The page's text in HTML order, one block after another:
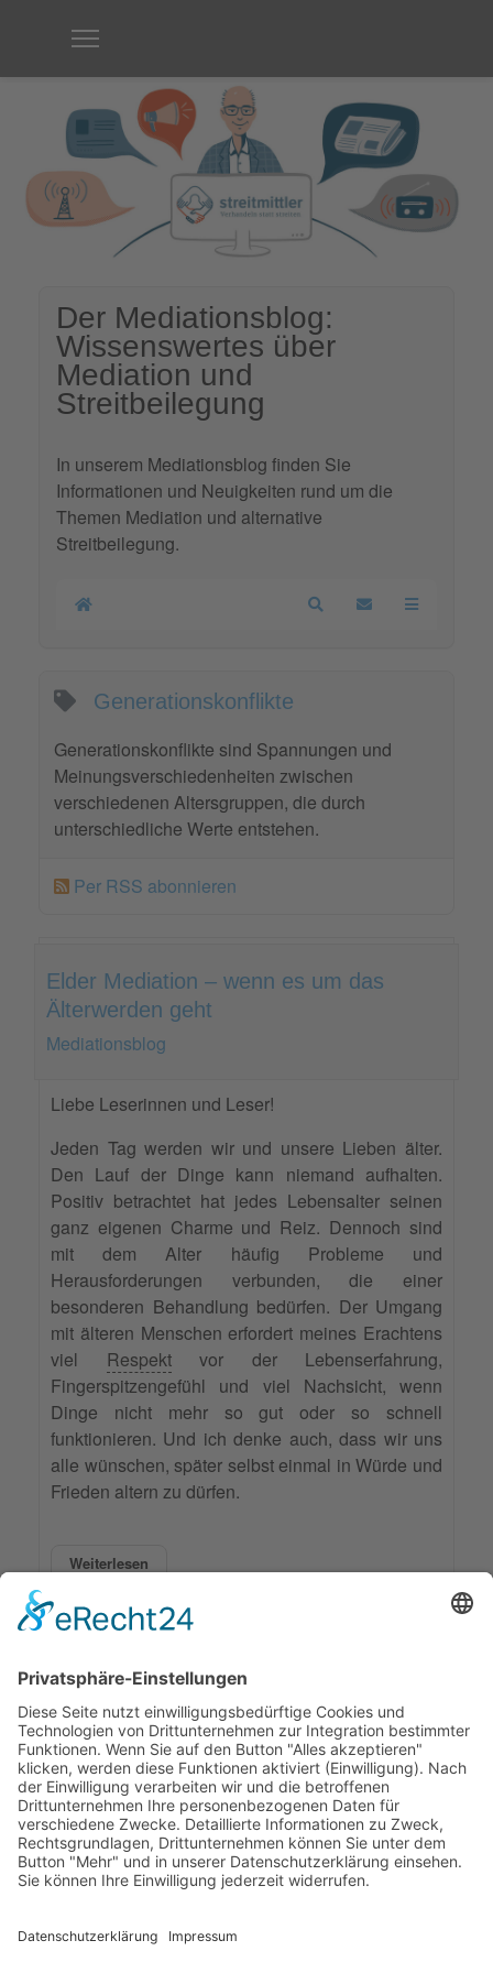
Der Mediationsblog:
Wissenswertes über
Mediation und
Streitbeilegung
In unserem Mediationsblog finden Sie
Informationen und Neuigkeiten rund um die
Themen Mediation und alternative
Streitbeilegung.
Home SearchUpdates
Generationskonflikte
Generationskonflikte sind Spannungen und
Meinungsverschiedenheiten zwischen
verschiedenen Altersgruppen, die durch
unterschiedliche Werte entstehen.
Per RSS abonnieren
Elder Mediation – wenn es um das
Älterwerden geht
Mediationsblog
Liebe Leserinnen und Leser!
Jeden Tag werden wir und unsere Lieben älter.
Den Lauf der Dinge kann niemand aufhalten.
Positiv betrachtet hat jedes Lebensalter seinen
ganz eigenen Charme und Reiz. Dennoch sind
mit dem Alter häufig Probleme und
Herausforderungen verbunden, die einer
besonderen Behandlung bedürfen. Der Umgang
mit älteren Menschen erfordert meines Erachtens
viel Respektvor der Lebenserfahrung,
Fingerspitzengefühl und viel Nachsicht, wenn
Dinge nicht mehr so gut oder so schnell
funktionieren. Und ich denke auch, dass wir uns
alle wünschen, später selbst einmal in Würde und
Frieden altern zu dürfen.
Weiterlesen
Markiert in:
Generationskonflikte
17885 Aufrufe
First PagePrevious Page
1 Next PageLast Page
© 2026 Frank Hartung Ihr Mediator bei Konflikten in Familie,